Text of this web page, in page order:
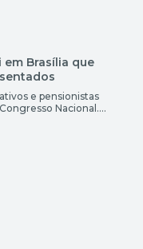
Brasília que
e pensionistas
Nacional.